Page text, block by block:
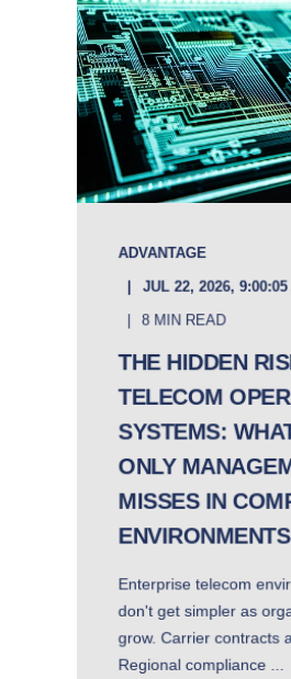
ADVANTAGE
JUL 22, 2026, 9:00:05
8 MIN READ
THE HIDDEN
TELECOM
SYSTEMS:
ONLY
MISSES IN
ENVIRONMENTS
Enterprise telecom
don't get simpler as
grow. Carrier contracts
Regional compliance ...